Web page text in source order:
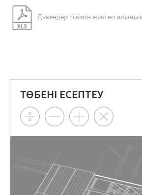
Дүкендер тізімін жүктеп алыңыз
ТӨБЕНІ ЕСЕПТЕУ